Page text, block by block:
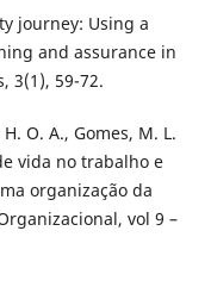
journey: Using a
and assurance in
3(1), 59-72.
O. A., Gomes, M. L.
vida no trabalho e
organização da
vol 9 –